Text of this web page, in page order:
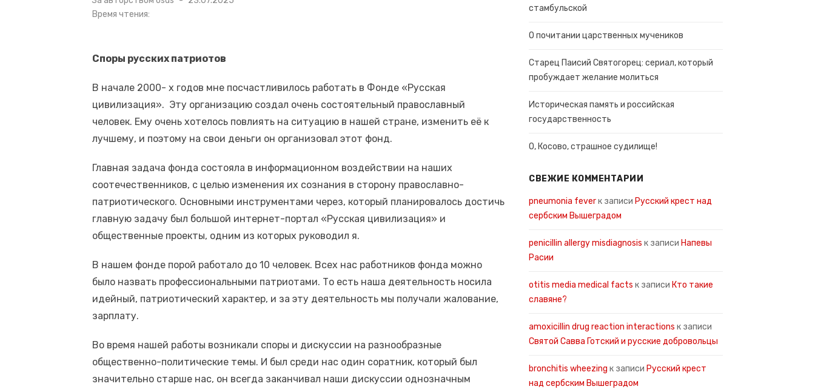
Время чтения:
Споры русских патриотов
В начале 2000- х годов мне посчастливилось работать в Фонде «Русская
цивилизация». Эту организацию создал очень состоятельный православный
человек. Ему очень хотелось повлиять на ситуацию в нашей стране, изменить её к
лучшему, и поэтому на свои деньги он организовал этот фонд.
Главная задача фонда состояла в информационном воздействии на наших
соотечественников, с целью изменения их сознания в сторону православно-
патриотического. Основными инструментами через, который планировалось достичь
главную задачу был большой интернет-портал «Русская цивилизация» и
общественные проекты, одним из которых руководил я.
В нашем фонде порой работало до 10 человек. Всех нас работников фонда можно
было назвать профессиональными патриотами. То есть наша деятельность носила
идейный, патриотический характер, и за эту деятельность мы получали жалование,
зарплату.
Во время нашей работы возникали споры и дискуссии на разнообразные
общественно-политические темы. И был среди нас один соратник, который был
значительно старше нас, он всегда заканчивал наши дискуссии однозначным
стамбульской
О почитании царственных мучеников
Старец Паисий Святогорец: сериал, который
пробуждает желание молиться
Историческая память и российская
государственность
О, Косово, страшное судилище!
СВЕЖИЕ КОММЕНТАРИИ
pneumonia feverк записи Русский крест над
сербским Вышеградом
penicillin allergy misdiagnosis к записи Напевы
Расии
otitis media medical facts к записи Кто такие
славяне?
amoxicillin drug reaction interactions к записи
Святой Савва Готский и русские добровольцы
bronchitis wheezing к записи Русский крест
над сербским Вышеградом